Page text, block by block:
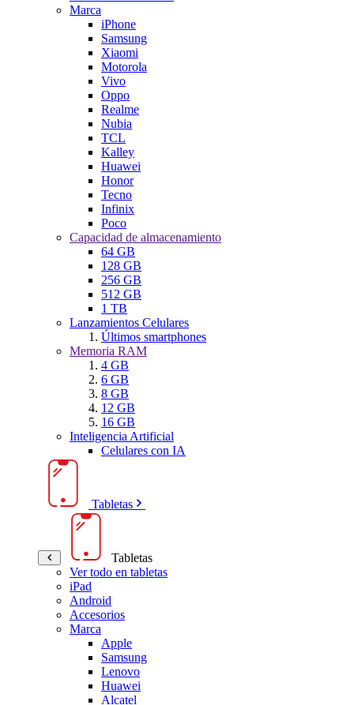
Marca
iPhone
Samsung
Xiaomi
Motorola
Vivo
Oppo
Realme
Nubia
TCL
Kalley
Huawei
Honor
Tecno
Infinix
Poco
Capacidad de almacenamiento
64 GB
128 GB
256 GB
512 GB
1 TB
Lanzamientos Celulares
Últimos smartphones
Memoria RAM
4 GB
6 GB
8 GB
12 GB
16 GB
Inteligencia Artificial
Celulares con IA
Tabletas
Tabletas
Ver todo en tabletas
iPad
Android
Accesorios
Marca
Apple
Samsung
Lenovo
Huawei
Alcatel